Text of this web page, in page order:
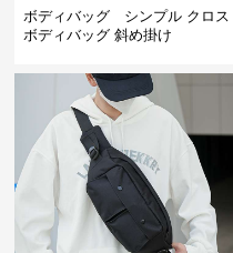
ボディバッグ シンプル クロス
ボディバッグ 斜め掛け